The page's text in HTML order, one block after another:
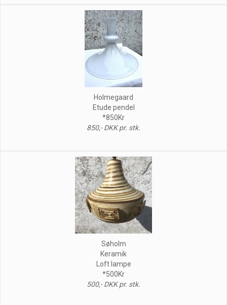
Holmegaard
Etude pendel
*850Kr
850,- DKK pr. stk.
Søholm
Keramik
Loft lampe
*500Kr
500,- DKK pr. stk.